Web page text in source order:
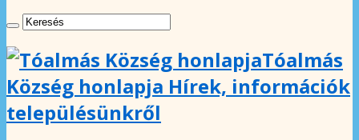
Tóalmás
Község honlapja Hírek, információk
településünkről